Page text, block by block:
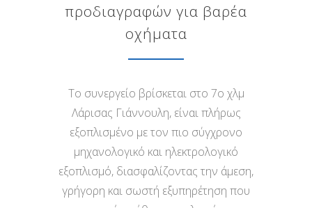
προδιαγραφών για βαρέα
οχήματα
Το συνεργείο βρίσκεται στο 7ο χλμ
Λάρισας Γιάννουλη, είναι πλήρως
εξοπλισμένο με τον πιο σύγχρονο
μηχανολογικό και ηλεκτρολογικό
εξοπλισμό, διασφαλίζοντας την άμεση,
γρήγορη και σωστή εξυπηρέτηση που